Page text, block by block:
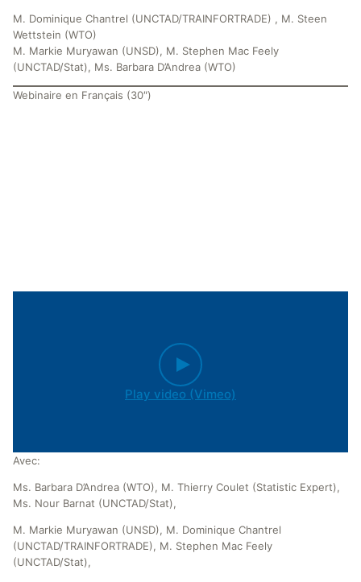
M. Dominique Chantrel (UNCTAD/TRAINFORTRADE) , M. Steen
Wettstein (WTO)
M. Markie Muryawan (UNSD), M. Stephen Mac Feely
(UNCTAD/Stat), Ms. Barbara D’Andrea (WTO)
Webinaire en Français (30″)
Play video (Vimeo)
Avec:
Ms. Barbara D’Andrea (WTO), M. Thierry Coulet (Statistic Expert),
Ms. Nour Barnat (UNCTAD/Stat),
M. Markie Muryawan (UNSD), M. Dominique Chantrel
(UNCTAD/TRAINFORTRADE), M. Stephen Mac Feely
(UNCTAD/Stat),